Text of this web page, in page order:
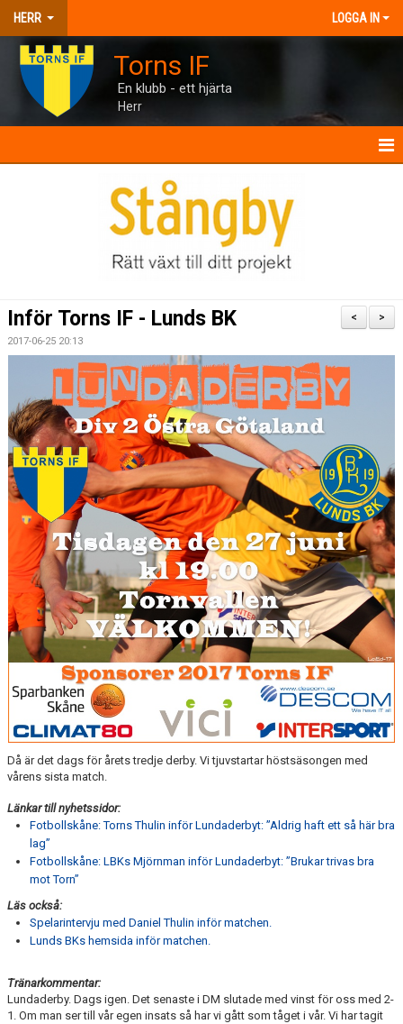
HERR LOGGA IN
Torns IF
En klubb - ett hjärta
Herr
TRUPPEN
BILDGALLERI
ÅRETS TORNARE
>
<
Inför Torns IF - Lunds BK
2017-06-25 20:13
Då är det dags för årets tredje derby. Vi tjuvstartar höstsäsongen med
vårens sista match.
Länkar till nyhetssidor:
Fotbollskåne: Torns Thulin inför Lundaderbyt: ”Aldrig haft ett så här bra
lag”
Fotbollskåne: LBKs Mjörnman inför Lundaderbyt: ”Brukar trivas bra
mot Torn”
Läs också:
Spelarintervju med Daniel Thulin inför matchen.
Lunds BKs hemsida inför matchen.
Tränarkommentar:
Lundaderby. Dags igen. Det senaste i DM slutade med vinst för oss med 2-
1. Om man ser till vår egen insats så har vi gått som tåget i vår. Vi har tagit